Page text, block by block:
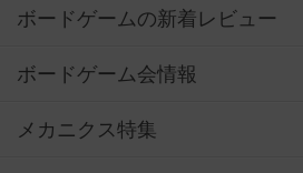
ボードゲームの新着レビュー
ボードゲーム会情報
メカニクス特集